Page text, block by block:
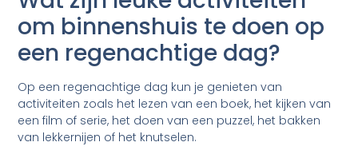
om binnenshuis te doen op
een regenachtige dag?
Op een regenachtige dag kun je genieten van
activiteiten zoals het lezen van een boek, het kijken van
een film of serie, het doen van een puzzel, het bakken
van lekkernijen of het knutselen.